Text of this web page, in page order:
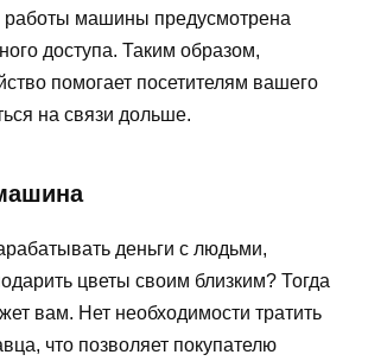
работы машины предусмотрена
доступа. Таким образом,
помогает посетителям вашего
на связи дольше.
деньги с людьми,
цветы своим близким? Тогда
вам. Нет необходимости тратить
что позволяет покупателю